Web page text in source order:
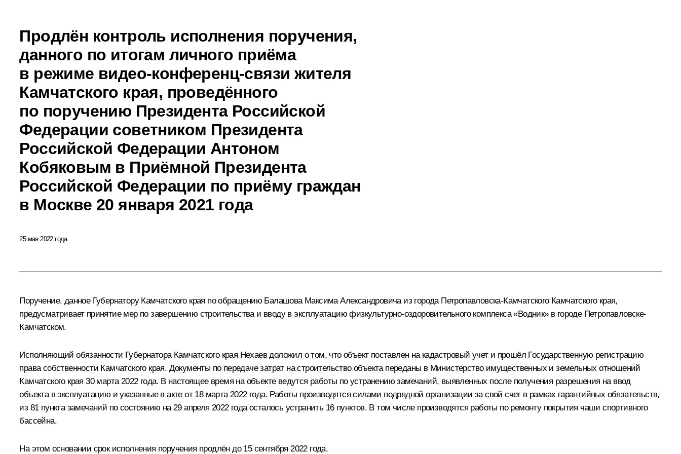
Продлён контроль исполнения поручения,
данного по итогам личного приёма
в режиме видео-конференц-связи жителя
Камчатского края, проведённого
по поручению Президента Российской
Федерации советником Президента
Российской Федерации Антоном
Кобяковым в Приёмной Президента
Российской Федерации по приёму граждан
в Москве 20 января 2021 года
25 мая 2022 года
Поручение, данное Губернатору Камчатского края по обращению Балашова Максима Александровича из города Петропавловска-Камчатского Камчатского края,
предусматривает принятие мер по завершению строительства и вводу в эксплуатацию физкультурно-оздоровительного комплекса «Водник» в городе Петропавловске-
Камчатском.
Исполняющий обязанности Губернатора Камчатского края Нехаев доложил о том, что объект поставлен на кадастровый учет и прошёл Государственную регистрацию
права собственности Камчатского края. Документы по передаче затрат на строительство объекта переданы в Министерство имущественных и земельных отношений
Камчатского края 30 марта 2022 года. В настоящее время на объекте ведутся работы по устранению замечаний, выявленных после получения разрешения на ввод
объекта в эксплуатацию и указанные в акте от 18 марта 2022 года. Работы производятся силами подрядной организации за свой счет в рамках гарантийных обязательств,
из 81 пункта замечаний по состоянию на 29 апреля 2022 года осталось устранить 16 пунктов. В том числе производятся работы по ремонту покрытия чаши спортивного
бассейна.
На этом основании срок исполнения поручения продлён до 15 сентября 2022 года.